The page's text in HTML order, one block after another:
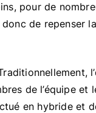
pour de
de repenser
de l’équipe
en hybride et